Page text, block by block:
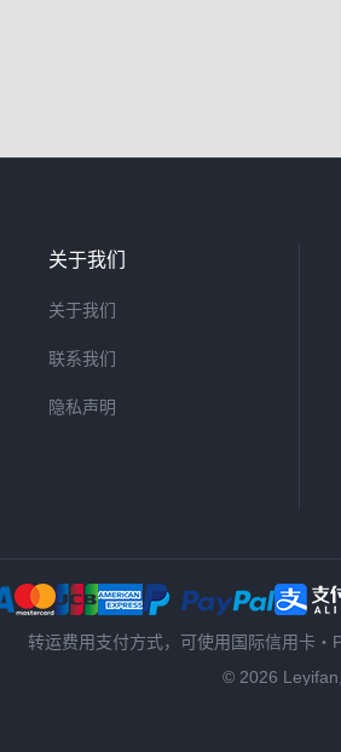
关于我们
关于我们
联系我们
隐私声明
转运费用支付方式，可使用国际信用卡・
© 2026